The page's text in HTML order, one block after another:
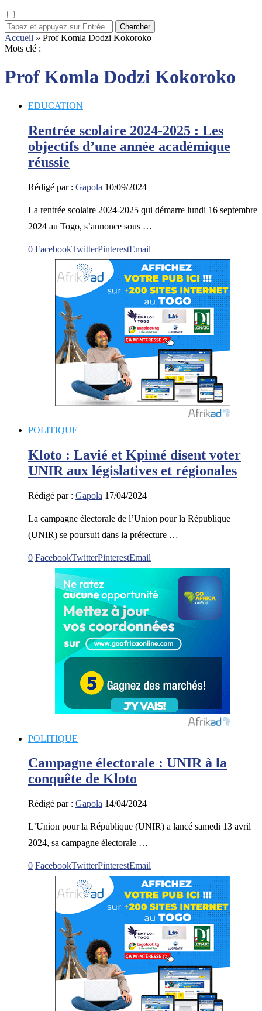
Chercher
Accueil » Prof Komla Dodzi Kokoroko
Mots clé :
Prof Komla Dodzi Kokoroko
EDUCATION
Rentrée scolaire 2024-2025 : Les
objectifs d’une année académique
réussie
Rédigé par : Gapola 10/09/2024
La rentrée scolaire 2024-2025 qui démarre lundi 16 septembre
2024 au Togo, s’annonce sous …
0 FacebookTwitterPinterestEmail
POLITIQUE
Kloto : Lavié et Kpimé disent voter
UNIR aux législatives et régionales
Rédigé par : Gapola 17/04/2024
La campagne électorale de l’Union pour la République
(UNIR) se poursuit dans la préfecture …
0 FacebookTwitterPinterestEmail
POLITIQUE
Campagne électorale : UNIR à la
conquête de Kloto
Rédigé par : Gapola 14/04/2024
L’Union pour la République (UNIR) a lancé samedi 13 avril
2024, sa campagne électorale …
0 FacebookTwitterPinterestEmail